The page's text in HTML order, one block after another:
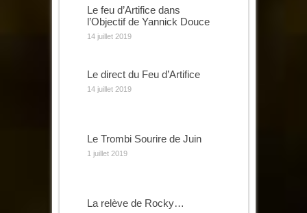
Le feu d’Artifice dans
l’Objectif de Yannick Douce
14 juillet 2019
Le direct du Feu d’Artifice
14 juillet 2019
Le Trombi Sourire de Juin
1 juillet 2019
La relève de Rocky…